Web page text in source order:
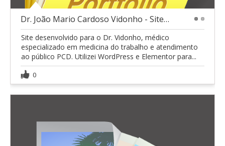
Dr. João Mario Cardoso Vidonho - Site Instituciona
Site desenvolvido para o Dr. Vidonho, médico
especializado em medicina do trabalho e atendimento
ao público PCD. Utilizei WordPress e Elementor para...
0